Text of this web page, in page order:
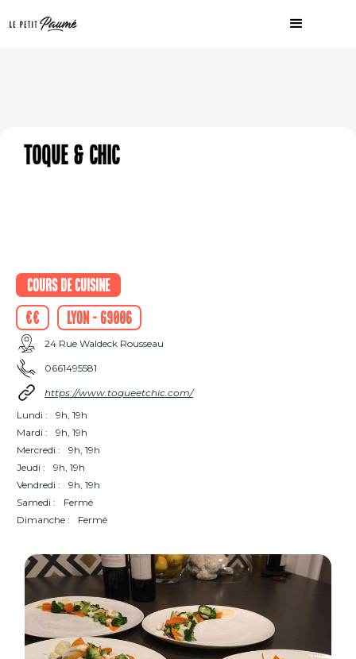
Toque & Chic
Cours de cuisine
€€
Lyon - 69006
24 Rue Waldeck Rousseau
0661495581
https://www.toqueetchic.com/
Lundi :
9h, 19h
Mardi :
9h, 19h
Mercredi :
9h, 19h
Jeudi :
9h, 19h
Vendredi :
9h, 19h
Samedi :
Fermé
Dimanche :
Fermé